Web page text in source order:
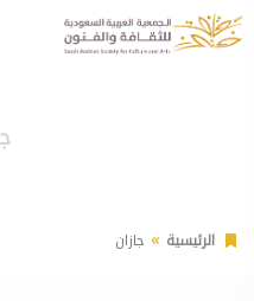
الرئيسية جازان